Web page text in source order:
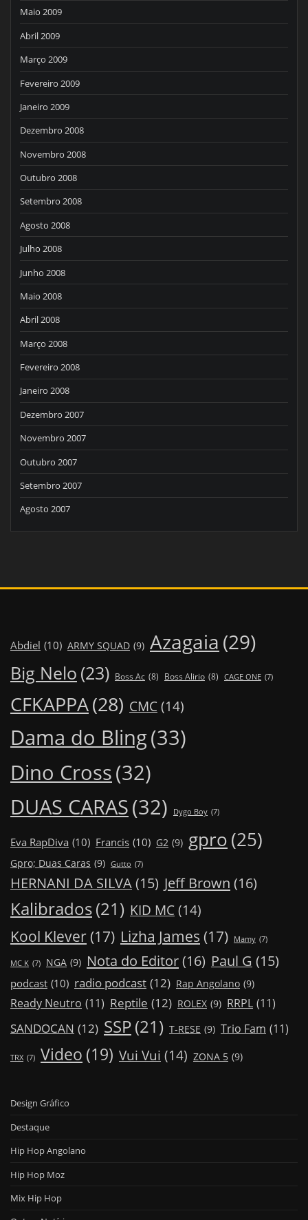
Maio 2009
Abril 2009
Março 2009
Fevereiro 2009
Janeiro 2009
Dezembro 2008
Novembro 2008
Outubro 2008
Setembro 2008
Agosto 2008
Julho 2008
Junho 2008
Maio 2008
Abril 2008
Março 2008
Fevereiro 2008
Janeiro 2008
Dezembro 2007
Novembro 2007
Outubro 2007
Setembro 2007
Agosto 2007
Abdiel (10) ARMY SQUAD (9) Azagaia (29)
Big Nelo (23) Boss Ac (8) Boss Alirio (8) CAGE ONE (7)
CFKAPPA(28) CMC (14)
Dama do Bling(33)
Dino Cross(32)
DUAS CARAS(32) Dygo Boy (7)
Eva RapDiva (10) Francis (10) G2 (9) gpro(25)
Gpro; Duas Caras (9) Gutto (7)
HERNANI DA SILVA(15) Jeff Brown (16)
Kalibrados(21) KID MC (14)
Kool Klever (17) Lizha James (17) Mamy (7)
MC K (7) NGA (9) Nota do Editor(16) Paul G (15)
podcast (10) radio podcast (12) Rap Angolano (9)
Ready Neutro (11) Reptile (12) ROLEX (9) RRPL (11)
SANDOCAN (12) SSP(21) T-RESE (9) Trio Fam (11)
TRX (7) Video (19) Vui Vui (14) ZONA 5 (9)
Design Gráfico
Destaque
Hip Hop Angolano
Hip Hop Moz
Mix Hip Hop